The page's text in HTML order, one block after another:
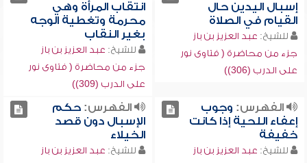
إسبال اليدين حال
القيام في الصلاة
للشيخ: عبد العزيز بن باز
جزء من محاضرة ( فتاوى نور
على الدرب (306))
انتقاب المرأة وهي
محرمة وتغطية الوجه
بغير النقاب
للشيخ: عبد العزيز بن باز
جزء من محاضرة ( فتاوى نور
على الدرب (309))
الفهرس: وجوب
إعفاء اللحية إذا كانت
خفيفة
للشيخ: عبد العزيز بن باز
الفهرس:حكم
الإسبال دون قصد
الخيلاء
للشيخ: عبد العزيز بن باز